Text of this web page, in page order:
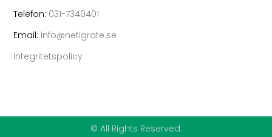
Telefon: 031-7340401
Email: info@netigrate.se
Integritetspolicy
© All Rights Reserved.